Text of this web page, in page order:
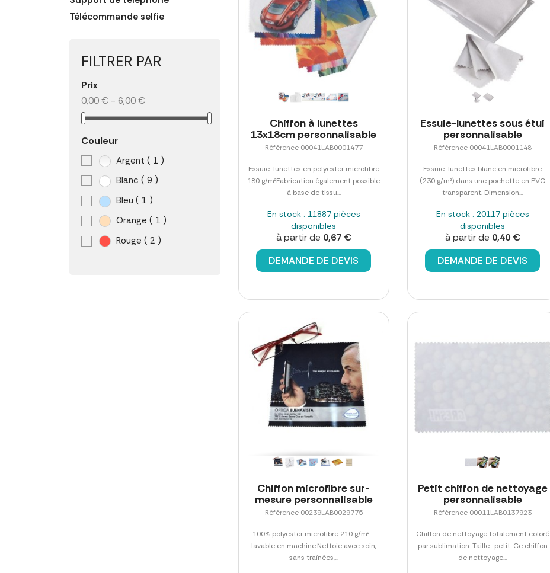
Télécommande selfie
FILTRER PAR
Prix
0,00 € - 6,00 €
Couleur
Argent ( 1 )
Blanc ( 9 )
Bleu ( 1 )
Orange ( 1 )
Rouge ( 2 )
Chiffon à lunettes
13x18cm personnalisable
Référence 00041LAB0001477
Essuie-lunettes en polyester microfibre
180 g/m²Fabrication également possible
à base de tissu...
En stock : 11887 pièces
disponibles
à partir de 0,67 €
DEMANDE DE DEVIS
Essuie-lunettes sous étui
personnalisable
Référence 00041LAB0001148
Essuie-lunettes blanc en microfibre
(230 g/m²) dans une pochette en PVC
transparent. Dimension...
En stock : 20117 pièces
disponibles
à partir de 0,40 €
DEMANDE DE DEVIS
Chiffon microfibre sur-
mesure personnalisable
Référence 00239LAB0029775
100% polyester microfibre 210 g/m² -
lavable en machine.Nettoie avec soin,
sans traînées,...
Petit chiffon de nettoyage
personnalisable
Référence 00011LAB0137923
Chiffon de nettoyage totalement coloré
par sublimation. Taille : petit. Ce chiffon
de nettoyage...